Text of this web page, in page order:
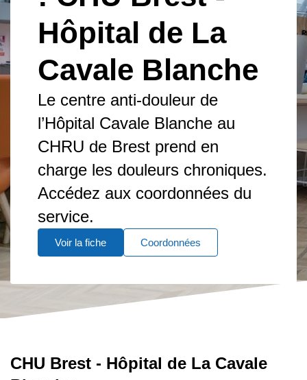
Hôpital de La
Cavale Blanche
Le centre anti-douleur de
l’Hôpital Cavale Blanche au
CHRU de Brest prend en
charge les douleurs chroniques.
Accédez aux coordonnées du
service.
Voir la fiche Coordonnées
CHU Brest - Hôpital de La Cavale